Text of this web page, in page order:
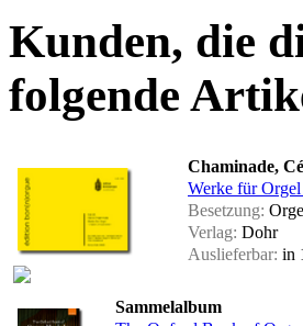
Kunden, die
folgende
Chaminade,
Werke für
Besetzung:
Verlag: Dohr
Auslieferbar: in
Sammelalbum